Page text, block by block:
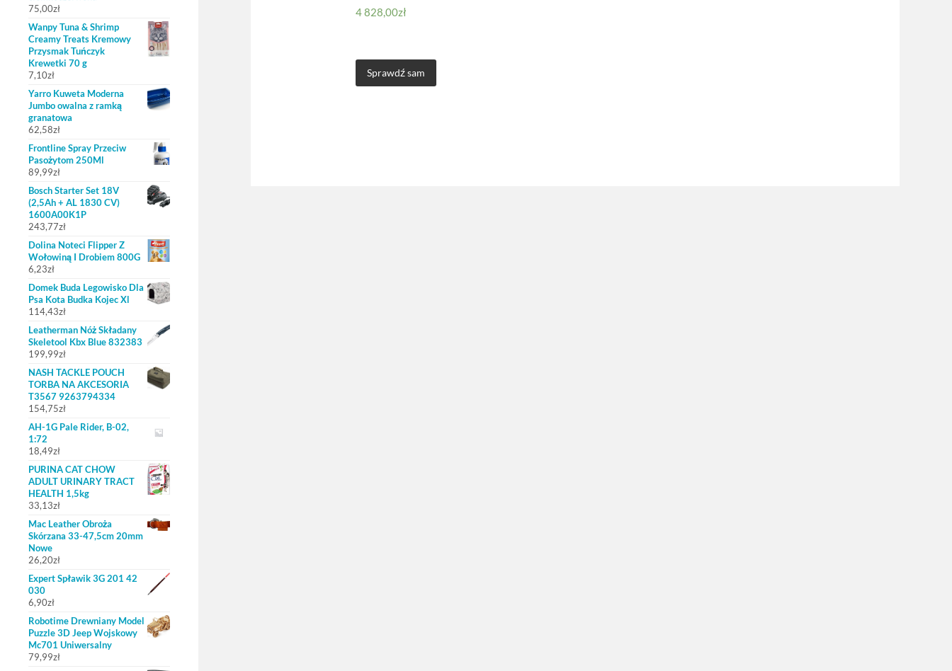
75,00zł
Wanpy Tuna & Shrimp
Creamy Treats Kremowy
Przysmak Tuńczyk
Krewetki 70 g
7,10zł
Yarro Kuweta Moderna
Jumbo owalna z ramką
granatowa
62,58zł
Frontline Spray Przeciw
Pasożytom 250Ml
89,99zł
Bosch Starter Set 18V
(2,5Ah + AL 1830 CV)
1600A00K1P
243,77zł
Dolina Noteci Flipper Z
Wołowiną I Drobiem 800G
6,23zł
Domek Buda Legowisko Dla
Psa Kota Budka Kojec Xl
114,43zł
Leatherman Nóż Składany
Skeletool Kbx Blue 832383
199,99zł
NASH TACKLE POUCH
TORBA NA AKCESORIA
T3567 9263794334
154,75zł
AH-1G Pale Rider, B-02,
1:72
18,49zł
PURINA CAT CHOW
ADULT URINARY TRACT
HEALTH 1,5kg
33,13zł
Mac Leather Obroża
Skórzana 33-47,5cm 20mm
Nowe
26,20zł
Expert Spławik 3G 201 42
030
6,90zł
Robotime Drewniany Model
Puzzle 3D Jeep Wojskowy
Mc701 Uniwersalny
79,99zł
4 828,00zł
Sprawdź sam